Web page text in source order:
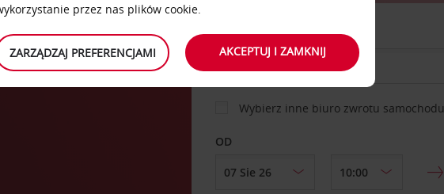
MIEJSCE ODBIORU
Wybierz inne biuro zwrotu samochodu
OD
przez nas plików cookie.
ZARZĄDZAJ PREFERENCJAMI AKCEPTUJ I ZAMKNIJ